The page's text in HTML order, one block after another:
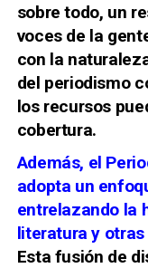
sobre todo, un
voces de la
con la
del periodismo
los recursos
cobertura.
Además, el
adopta un
entrelazando la
literatura y
Esta fusión de